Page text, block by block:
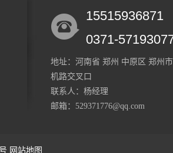
15515936871
0371-
地址：河南省 郑州 中原区 郑州
机路交叉口
联系人：杨经理
邮箱：529371776@qq.com
网站地图